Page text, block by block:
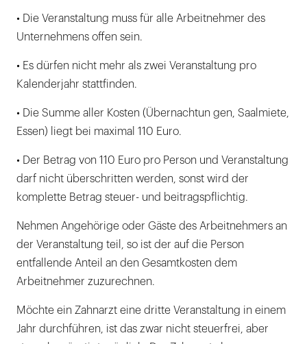
• Die Veranstaltung muss für alle Arbeitnehmer des
Unternehmens offen sein.
• Es dürfen nicht mehr als zwei Veranstaltung pro
Kalenderjahr stattfinden.
• Die Summe aller Kosten (Übernachtun gen, Saalmiete,
Essen) liegt bei maximal 110 Euro.
• Der Betrag von 110 Euro pro Person und Veranstaltung
darf nicht überschritten werden, sonst wird der
komplette Betrag steuer- und beitragspflichtig.
Nehmen Angehörige oder Gäste des Arbeitnehmers an
der Veranstaltung teil, so ist der auf die Person
entfallende Anteil an den Gesamtkosten dem
Arbeitnehmer zuzurechnen.
Möchte ein Zahnarzt eine dritte Veranstaltung in einem
Jahr durchführen, ist das zwar nicht steuerfrei, aber